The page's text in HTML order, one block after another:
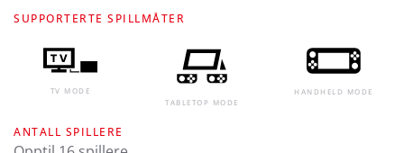
SUPPORTERTE SPILLMÅTER
TV MODE
TABLETOP MODE
HANDHELD MODE
ANTALL SPILLERE